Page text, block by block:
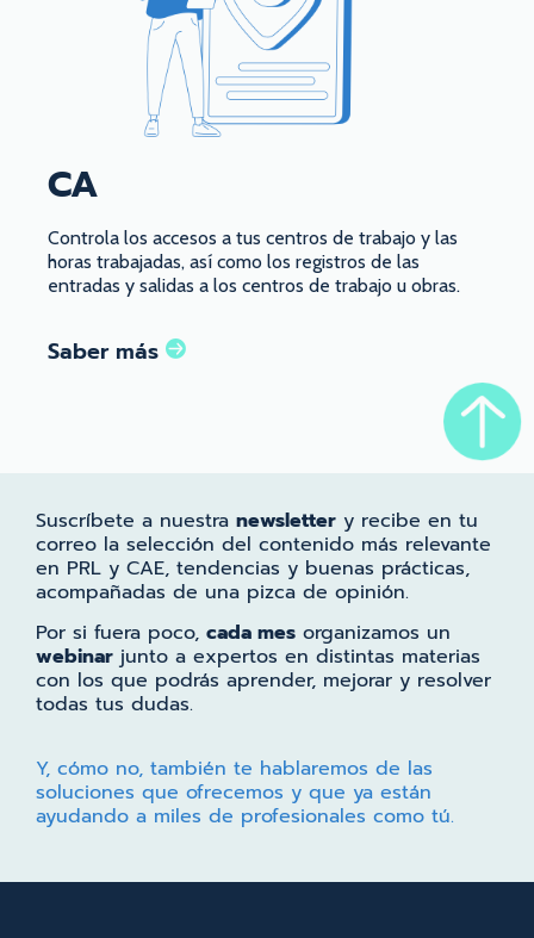
CA
Controla los accesos a tus centros de trabajo y las
horas trabajadas, así como los registros de las
entradas y salidas a los centros de trabajo u obras.
Saber más
Suscríbete a nuestra newsletter y recibe en tu
correo la selección del contenido más relevante
en PRL y CAE, tendencias y buenas prácticas,
acompañadas de una pizca de opinión.
Por si fuera poco, cada mes organizamos un
webinar junto a expertos en distintas materias
con los que podrás aprender, mejorar y resolver
todas tus dudas.
Y, cómo no, también te hablaremos de las
soluciones que ofrecemos y que ya están
ayudando a miles de profesionales como tú.